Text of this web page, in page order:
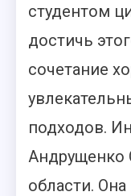
студентом
достичь
сочетание
подходов.
Андрущенко
области.